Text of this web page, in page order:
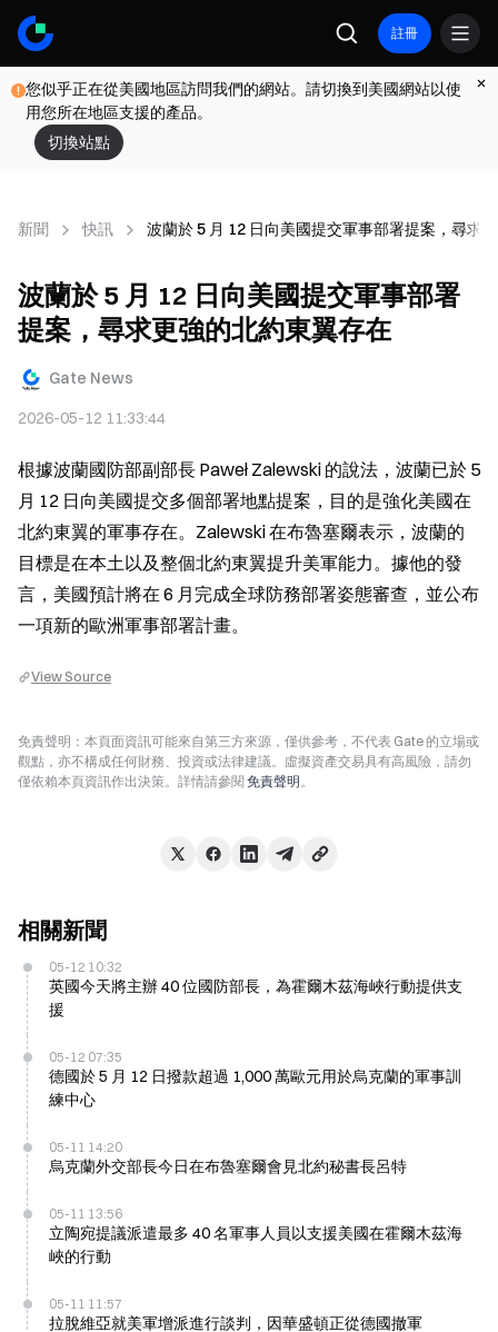
註冊
您似乎正在從美國地區訪問我們的網站。請切換到美國網站以使
用您所在地區支援的產品。
切換站點
新聞 快訊 波蘭於 5 月 12 日向美國提交軍事部署提案，尋求
波蘭於 5 月 12 日向美國提交軍事部署
提案，尋求更強的北約東翼存在
Gate News
2026-05-12 11:33:44
根據波蘭國防部副部長 Paweł Zalewski 的說法，波蘭已於 5
月 12 日向美國提交多個部署地點提案，目的是強化美國在
北約東翼的軍事存在。Zalewski 在布魯塞爾表示，波蘭的
目標是在本土以及整個北約東翼提升美軍能力。據他的發
言，美國預計將在 6 月完成全球防務部署姿態審查，並公布
一項新的歐洲軍事部署計畫。
View Source
免責聲明：本頁面資訊可能來自第三方來源，僅供參考，不代表 Gate 的立場或
觀點，亦不構成任何財務、投資或法律建議。虛擬資產交易具有高風險，請勿
僅依賴本頁資訊作出決策。詳情請參閱 免責聲明。
相關新聞
05-12 10:32
英國今天將主辦 40 位國防部長，為霍爾木茲海峽行動提供支
援
05-12 07:35
德國於 5 月 12 日撥款超過 1,000 萬歐元用於烏克蘭的軍事訓
練中心
05-11 14:20
烏克蘭外交部長今日在布魯塞爾會見北約秘書長呂特
05-11 13:56
立陶宛提議派遣最多 40 名軍事人員以支援美國在霍爾木茲海
峽的行動
05-11 11:57
拉脫維亞就美軍增派進行談判，因華盛頓正從德國撤軍